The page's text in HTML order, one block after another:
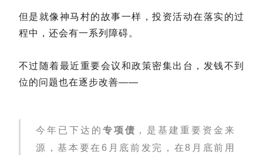
但是就像神马村的故事一样，投资活动在落实的过
程中，还会有一系列障碍。
不过随着最近重要会议和政策密集出台，发钱不到
位的问题也在逐步改善——
今年已下达的 专项债 ，是基建重要资金来
源，基本要在6月底前发完，在8月底前用